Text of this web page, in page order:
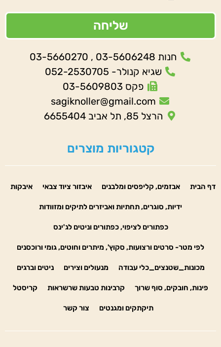
שליחה
חנות 03-5606248 , 03-5660270
שגיא קנולר- 052-2530705
פקס 03-5609803
sagiknoller@gmail.com
הרצל 85, תל אביב 6655404
קטגוריות מוצרים
דף הבית אבזמים, קליפסים ומלבנים איבזור ציוד צבאי איבקות
ידיות, סוגרים, תחתיות ואביזרים לתיקים ומזוודות
כפתורים לציפוי, כפתורים וניטים לג'ינס
לפי מטר- סרטים ורצועות, סקוץ', מיתרים וחוטים, גומי ורוכסנים
מכונות_שטנצים_כלי עבודה מנעולים וצירים ניטים וברגים
פינות, חובקים, סוף שרוך קרבינות טבעות שרשראות קריסטל
תיקתקים ומגנטים צור קשר